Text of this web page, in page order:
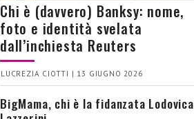
Chi è (davvero) Banksy: nome,
foto e identità svelata
dall’inchiesta Reuters
LUCREZIA CIOTTI | 13 GIUGNO 2026
BigMama, chi è la fidanzata Lodovica